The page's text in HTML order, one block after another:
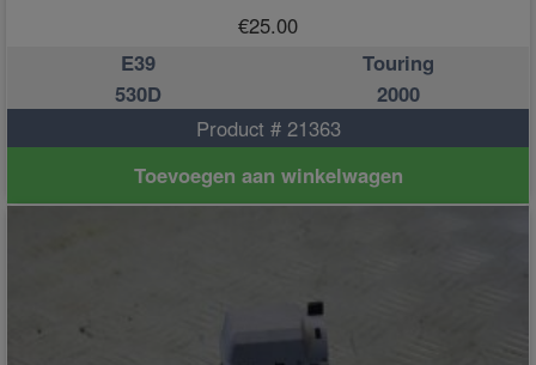
€25.00
E39
Touring
530D
2000
Product # 21363
Toevoegen aan winkelwagen